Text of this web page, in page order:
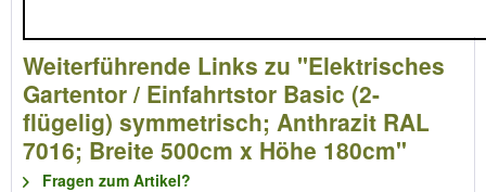
Weiterführende Links zu "Elektrisches
Gartentor / Einfahrtstor Basic (2-
flügelig) symmetrisch; Anthrazit RAL
7016; Breite 500cm x Höhe 180cm"
Fragen zum Artikel?